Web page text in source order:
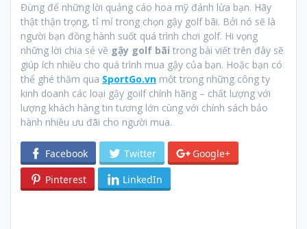
Đừng để những lời quảng cáo hoa mỹ đánh lừa bạn. Hãy
thật thận trọng, tỉ mỉ trong chọn gậy golf bãi. Bởi nó sẽ là
người bạn đồng hành suốt quá trình chơi golf. Hi vọng
những lời chia sẻ về gậy golf bãi trong bài viết trên đây sẽ
giúp ích nhiều cho quá trình mua gậy của bạn. Hoặc bạn có
thể ghé thăm qua SportGo.vn một trong những công ty
kinh doanh các loại gậy goilf chính hãng – chất lượng với
lượng khách hàng tin tương lớn cùng với chính sách bảo
hành nhiều ưu đãi cho người mua.
Facebook Twitter
Google+
Pinterest
LinkedIn